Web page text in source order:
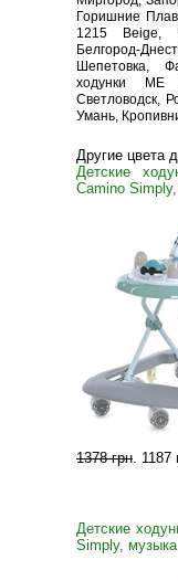
Горишние
1215 Beige,
Белгород-
Шепетовка,
ходунки
Светловодск,
Умань,
Другие цвета
Детские
Camino
1378 грн. 1187
Детские
Simply, музыка